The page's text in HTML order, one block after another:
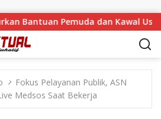
Pemuda dan Kawal Usulan
Fokus Pelayanan Publik, ASN
Medsos Saat Bekerja